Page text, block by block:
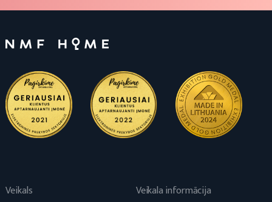
Veikals
Veikala informācija